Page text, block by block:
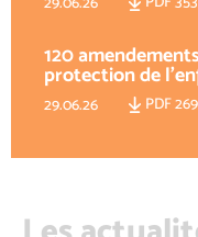
120
protection de
29.06.26 PDF